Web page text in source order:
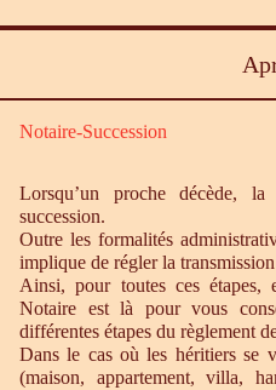
Notaire-Succession
Lorsqu’un proche décède,
succession.
Outre les formalités
implique de régler la
Ainsi, pour toutes ces
Notaire est là pour vous
différentes étapes du règlement
Dans le cas où les héritiers se
(maison, appartement, villa,